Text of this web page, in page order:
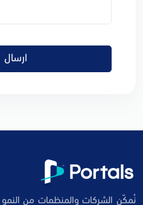
ارسال
نُمكّن الشركات والمنظمات من النمو